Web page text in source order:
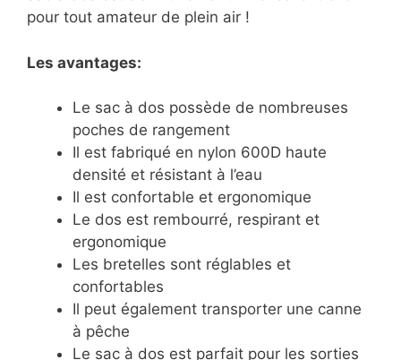
pour tout amateur de plein air !
Les avantages:
Le sac à dos possède de nombreuses
poches de rangement
Il est fabriqué en nylon 600D haute
densité et résistant à l’eau
Il est confortable et ergonomique
Le dos est rembourré, respirant et
ergonomique
Les bretelles sont réglables et
confortables
Il peut également transporter une canne
à pêche
Le sac à dos est parfait pour les sorties